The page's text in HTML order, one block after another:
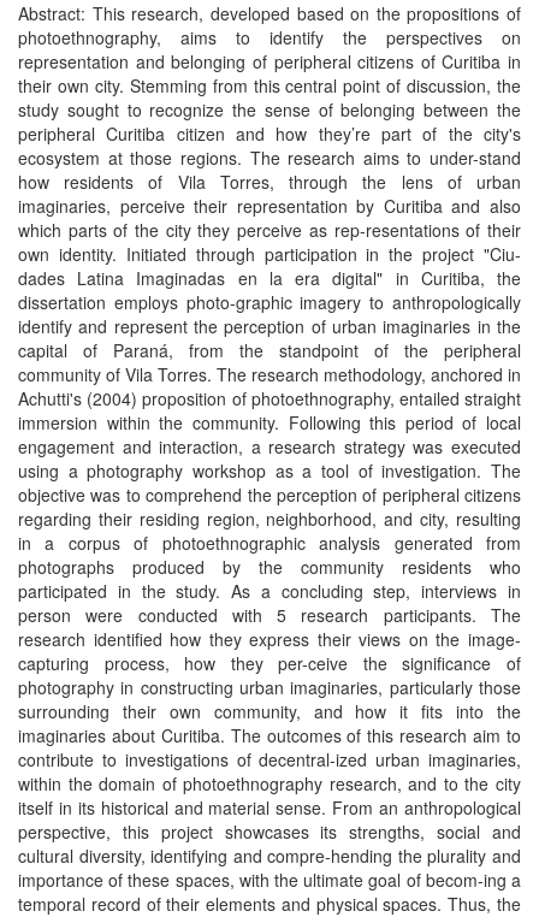
Abstract: This research, developed based on the propositions of
photoethnography, aims to identify the perspectives on
representation and belonging of peripheral citizens of Curitiba in
their own city. Stemming from this central point of discussion, the
study sought to recognize the sense of belonging between the
peripheral Curitiba citizen and how they’re part of the city's
ecosystem at those regions. The research aims to under-stand
how residents of Vila Torres, through the lens of urban
imaginaries, perceive their representation by Curitiba and also
which parts of the city they perceive as rep-resentations of their
own identity. Initiated through participation in the project "Ciu-
dades Latina Imaginadas en la era digital" in Curitiba, the
dissertation employs photo-graphic imagery to anthropologically
identify and represent the perception of urban imaginaries in the
capital of Paraná, from the standpoint of the peripheral
community of Vila Torres. The research methodology, anchored in
Achutti's (2004) proposition of photoethnography, entailed straight
immersion within the community. Following this period of local
engagement and interaction, a research strategy was executed
using a photography workshop as a tool of investigation. The
objective was to comprehend the perception of peripheral citizens
regarding their residing region, neighborhood, and city, resulting
in a corpus of photoethnographic analysis generated from
photographs produced by the community residents who
participated in the study. As a concluding step, interviews in
person were conducted with 5 research participants. The
research identified how they express their views on the image-
capturing process, how they per-ceive the significance of
photography in constructing urban imaginaries, particularly those
surrounding their own community, and how it fits into the
imaginaries about Curitiba. The outcomes of this research aim to
contribute to investigations of decentral-ized urban imaginaries,
within the domain of photoethnography research, and to the city
itself in its historical and material sense. From an anthropological
perspective, this project showcases its strengths, social and
cultural diversity, identifying and compre-hending the plurality and
importance of these spaces, with the ultimate goal of becom-ing a
temporal record of their elements and physical spaces. Thus, the